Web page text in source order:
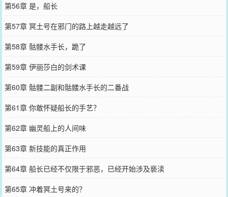
第56章 是，船长
第57章 冥土号在邪门的路上越走越远了
第58章 骷髅水手长，跪了
第59章 伊丽莎白的剑术课
第60章 骷髅二副和骷髅水手长的二番战
第61章 你敢怀疑船长的手艺？
第62章 幽灵船上的人间味
第63章 新技能的真正作用
第64章 船长已经不仅限于邪恶，已经开始涉及亵渎
第65章 冲着冥土号来的？